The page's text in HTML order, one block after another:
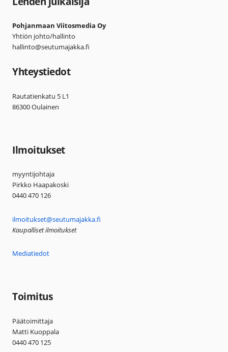
Pohjanmaan Viitosmedia Oy
Yhtiön johto/hallinto
hallinto@seutumajakka.fi
Yhteystiedot
Rautatienkatu 5 L1
86300 Oulainen
Ilmoitukset
myyntijohtaja
Pirkko Haapakoski
0440 470 126
ilmoitukset@seutumajakka.fi
Kaupalliset ilmoitukset
Mediatiedot
Toimitus
Päätoimittaja
Matti Kuoppala
0440 470 125